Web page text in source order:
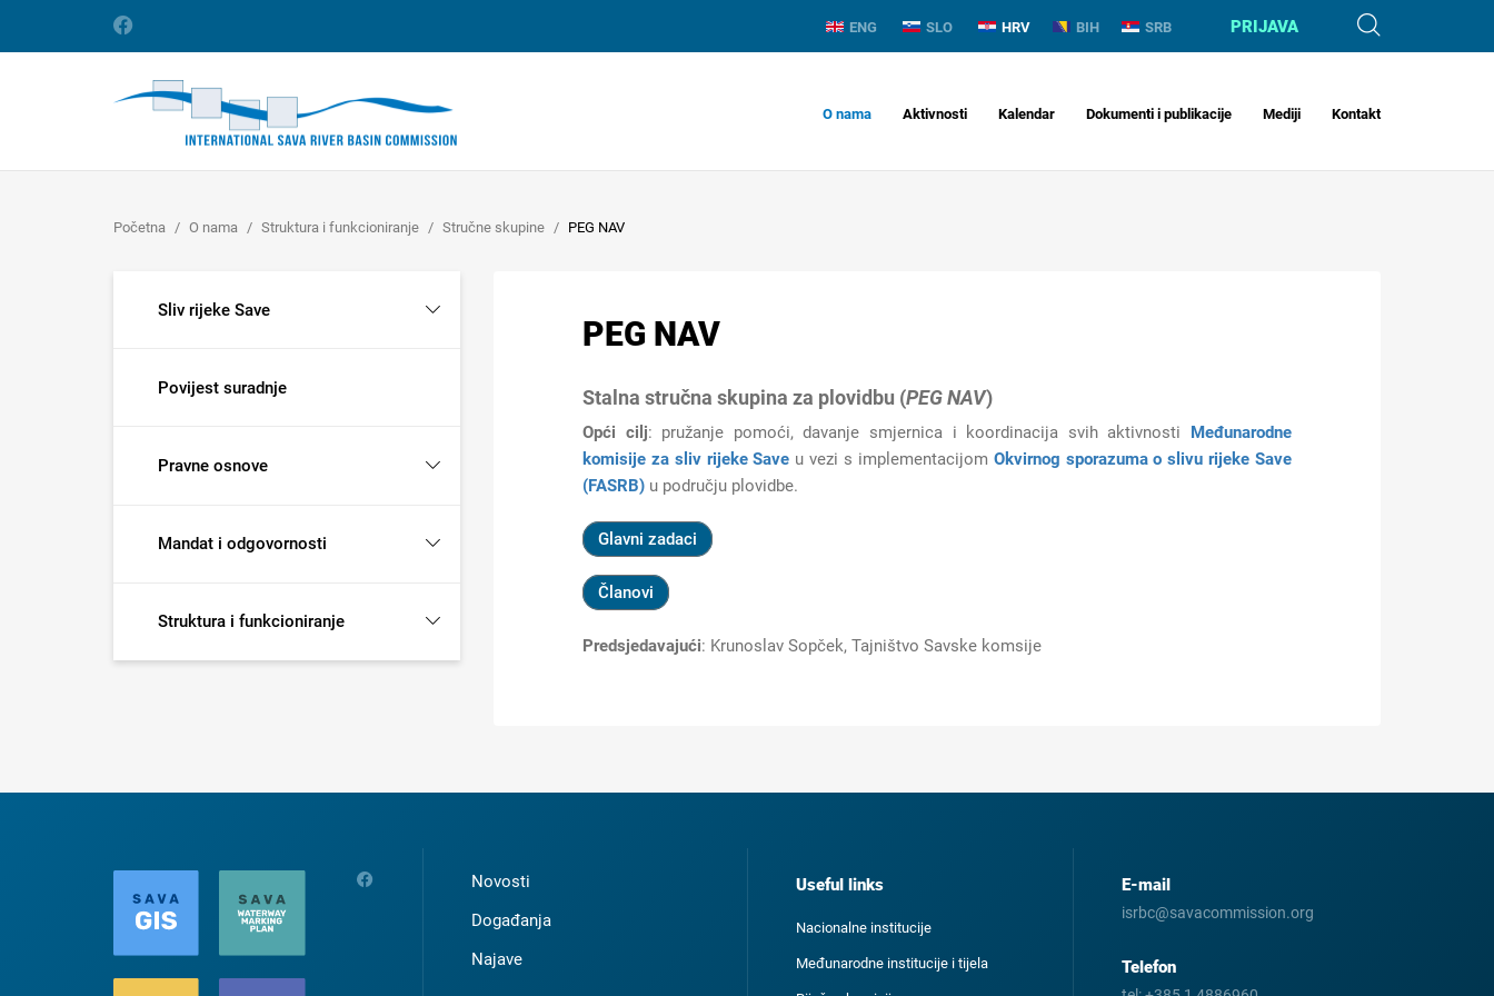
ENG SLO HRV BIH SRB PRIJAVA
O nama Aktivnosti Kalendar Dokumenti i publikacije Mediji Kontakt
Početna O nama Struktura i funkcioniranje Stručne skupine PEG NAV
Sliv rijeke Save
Povijest suradnje
Pravne osnove
Mandat i odgovornosti
Struktura i funkcioniranje
PEG NAV
Stalna stručna skupina za plovidbu (PEG NAV)
Opći cilj: pružanje pomoći, davanje smjernica i koordinacija svih aktivnosti Međunarodne
komisije za sliv rijeke Save u vezi s implementacijom Okvirnog sporazuma o slivu rijeke Save
(FASRB) u području plovidbe.
Glavni zadaci
Članovi
Predsjedavajući: Krunoslav Sopček, Tajništvo Savske komsije
Novosti
Događanja
Najave
Useful links
Nacionalne institucije
Međunarodne institucije i tijela
E-mail
isrbc@savacommission.org
Telefon